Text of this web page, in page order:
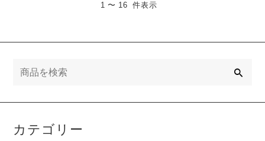
1 〜 16 件表示
カテゴリー